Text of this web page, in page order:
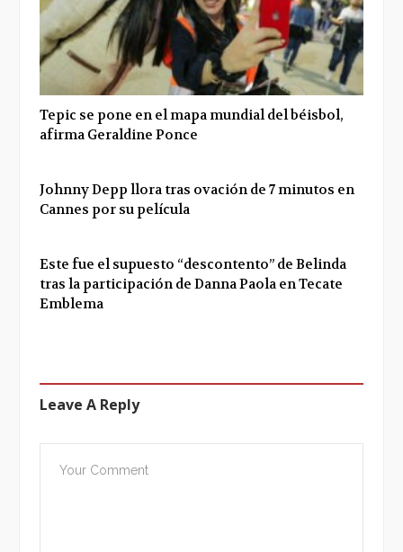
Tepic se pone en el mapa mundial del béisbol,
afirma Geraldine Ponce
Johnny Depp llora tras ovación de 7 minutos en
Cannes por su película
Este fue el supuesto “descontento” de Belinda
tras la participación de Danna Paola en Tecate
Emblema
Leave A Reply